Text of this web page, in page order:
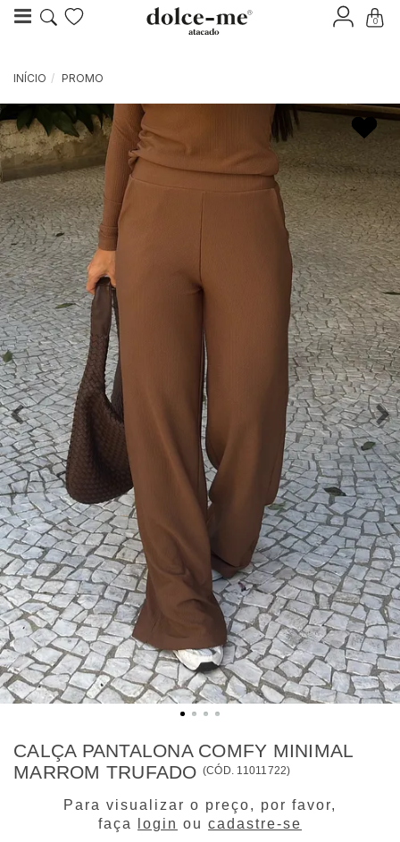
0
INÍCIO PROMO
CALÇA PANTALONA COMFY MINIMAL
MARROM TRUFADO (CÓD. 11011722)
Para visualizar o preço, por favor,
faça
login ou cadastre-se